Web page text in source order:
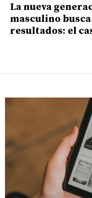
La nueva
masculino
resultados: el